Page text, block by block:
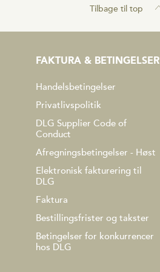
Tilbage til top
FAKTURA & BETINGELSER
Handelsbetingelser
Privatlivspolitik
DLG Supplier Code of
Conduct
Afregningsbetingelser - Høst
Elektronisk fakturering til
DLG
Faktura
Bestillingsfrister og takster
Betingelser for konkurrencer
hos DLG